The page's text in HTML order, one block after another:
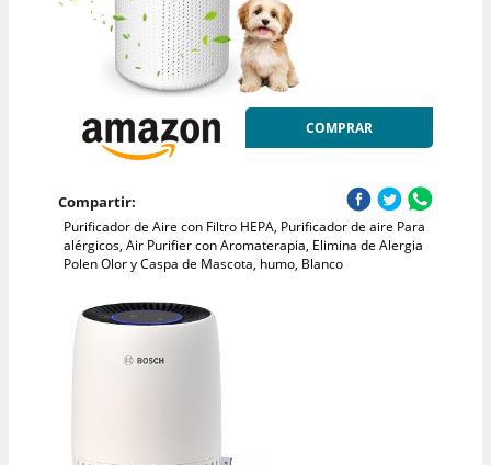
COMPRAR
Compartir:
Purificador de Aire con Filtro HEPA, Purificador de aire Para
alérgicos, Air Purifier con Aromaterapia, Elimina de Alergia
Polen Olor y Caspa de Mascota, humo, Blanco